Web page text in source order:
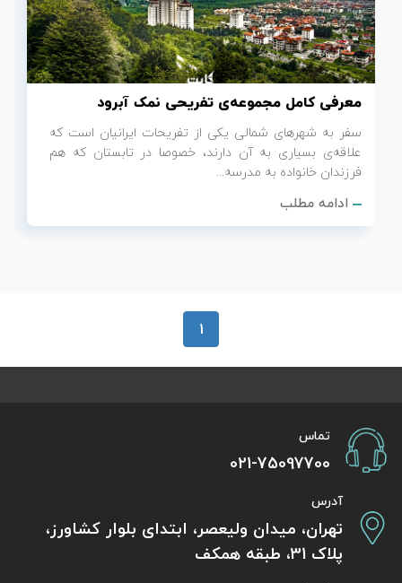
معرفی کامل مجموعه‌ی تفریحی نمک آبرود
سفر به شهرهای شمالی یکی از تفریحات ایرانیان است که
علاقه‌ی بسیاری به آن دارند، خصوصا در تابستان که هم
فرزندان خانواده به مدرسه...
ادامه مطلب
1
تماس
021-75097700
آدرس
تهران، میدان ولیعصر، ابتدای بلوار کشاورز،
پلاک 31، طبقه همکف
تور سوباتان
تور چابهار
تور کاشان
تور اصفهان